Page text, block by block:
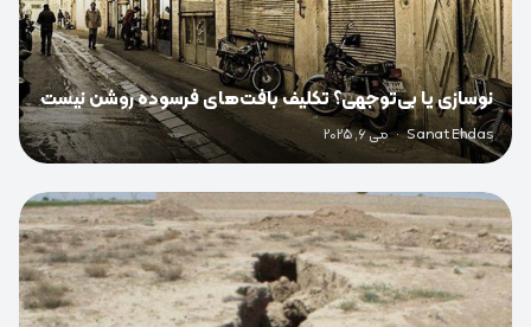
نوسازی یا بی‌توجهی؟ تکلیف بافت‌های فرسوده روشن نیست
Sanat Ehdas
· می 6, 2025
0